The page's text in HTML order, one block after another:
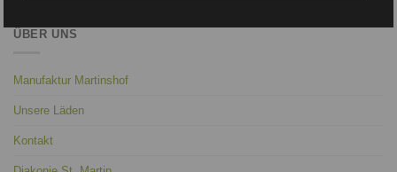
ÜBER UNS
Manufaktur Martinshof
Unsere Läden
Kontakt